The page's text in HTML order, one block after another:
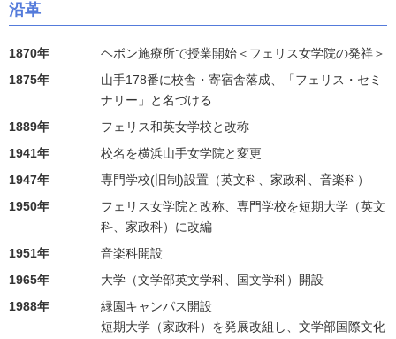
沿革
1870年
ヘボン施療所で授業開始＜フェリス女学院の発祥＞
1875年
山手178番に校舎・寄宿舎落成、「フェリス・セミ
ナリー」と名づける
1889年
フェリス和英女学校と改称
1941年
校名を横浜山手女学院と変更
1947年
専門学校(旧制)設置（英文科、家政科、音楽科）
1950年
フェリス女学院と改称、専門学校を短期大学（英文
科、家政科）に改編
1951年
音楽科開設
1965年
大学（文学部英文学科、国文学科）開設
1988年
緑園キャンパス開設
短期大学（家政科）を発展改組し、文学部国際文化